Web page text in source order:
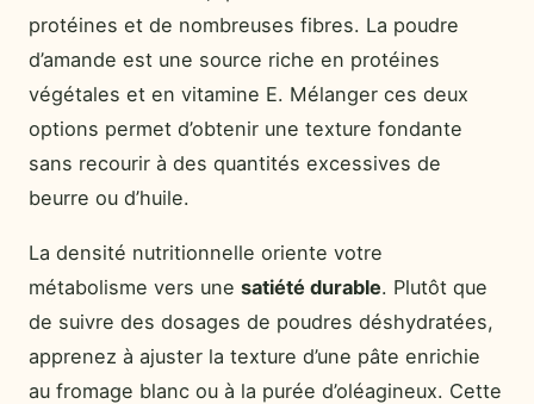
protéines et de nombreuses fibres. La poudre
d’amande est une source riche en protéines
végétales et en vitamine E. Mélanger ces deux
options permet d’obtenir une texture fondante
sans recourir à des quantités excessives de
beurre ou d’huile.
La densité nutritionnelle oriente votre
métabolisme vers une satiété durable. Plutôt que
de suivre des dosages de poudres déshydratées,
apprenez à ajuster la texture d’une pâte enrichie
au fromage blanc ou à la purée d’oléagineux. Cette